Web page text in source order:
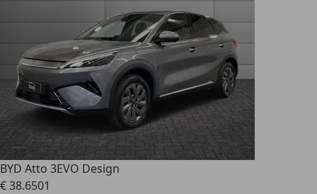
BYD Atto 3EVO Design
€ 38.6501